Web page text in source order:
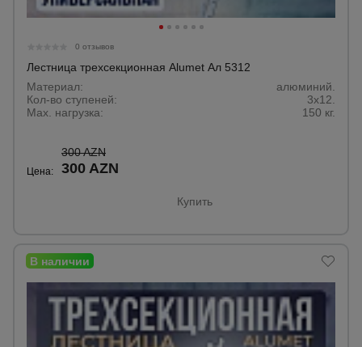
0 отзывов
Лестница трехсекционная Alumet Ал 5312
Материал:
алюминий.
Кол-во ступеней:
3х12.
Max. нагрузка:
150 кг.
Цена:
300 AZN
300 AZN
Купить